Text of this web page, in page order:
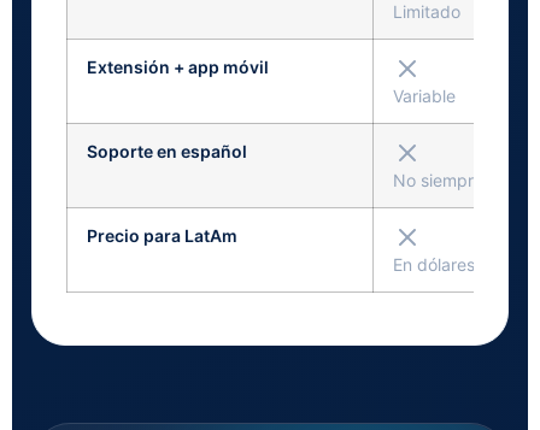
Limitado
Extensión + app móvil
Variable
Soporte en español
No siempre
Precio para LatAm
En dólares, alto